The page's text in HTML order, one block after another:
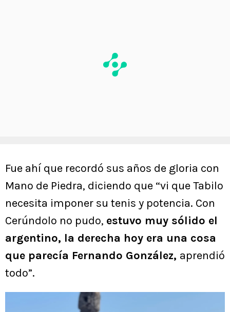
Fue ahí que recordó sus años de gloria con
Mano de Piedra, diciendo que “vi que Tabilo
necesita imponer su tenis y potencia. Con
Cerúndolo no pudo, estuvo muy sólido el
argentino, la derecha hoy era una cosa
que parecía Fernando González, aprendió
todo”.